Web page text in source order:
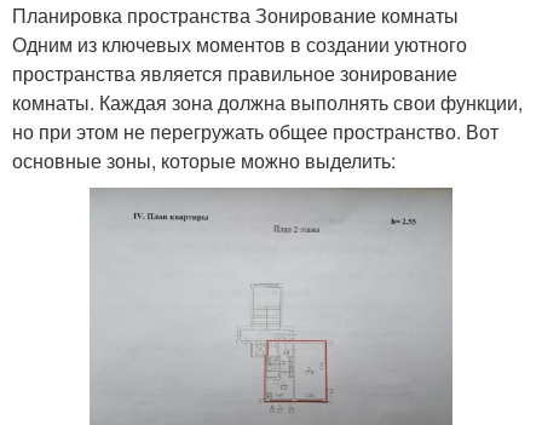
Планировка пространства Зонирование комнаты
Одним из ключевых моментов в создании уютного
пространства является правильное зонирование
комнаты. Каждая зона должна выполнять свои функции,
но при этом не перегружать общее пространство. Вот
основные зоны, которые можно выделить: